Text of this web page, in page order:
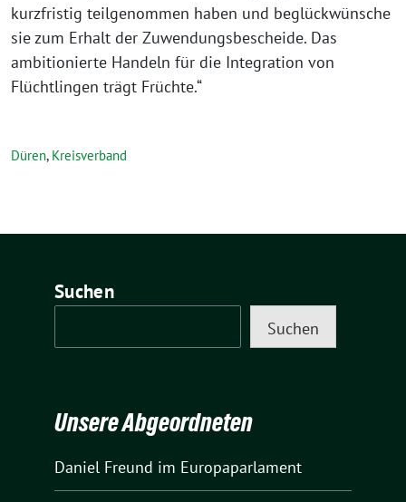
kurzfristig teilgenommen haben und beglückwünsche
sie zum Erhalt der Zuwendungsbescheide. Das
ambitionierte Handeln für die Integration von
Flüchtlingen trägt Früchte.“
Düren, Kreisverband
Suchen
Suchen
Unsere Abgeordneten
Daniel Freund im Europaparlament